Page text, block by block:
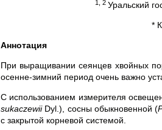
1, 2 Уральский
*
Аннотация
При выращивании сеянцев хвойных
осенне-зимний период очень важно
С использованием измерителя
sukaczewiiDyl.), сосны обыкновенной (
с закрытой корневой системой.